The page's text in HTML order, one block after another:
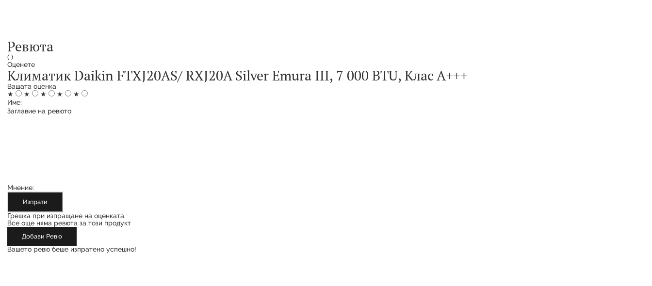
Ревюта
( )
Оценете
Климатик Daikin FTXJ20AS/ RXJ20A Silver Emura III, 7 000 BTU, Клас А+++
Вашата оценка
★
★ ★ ★
★
Име:
Заглавие на ревюто:
Мнение:
Изпрати
Грешка при изпращане на оценката.
Все още няма ревюта за този продукт
Добави Ревю
Вашето ревю беше изпратено успешно!